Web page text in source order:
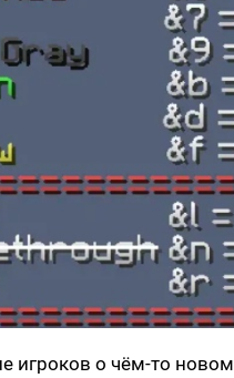
игроков о чём-то новом